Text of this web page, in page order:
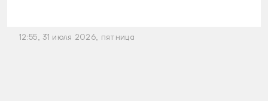
12:55, 31 июля 2026, пятница